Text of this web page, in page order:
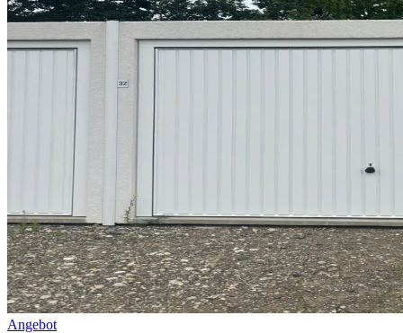
Angebot